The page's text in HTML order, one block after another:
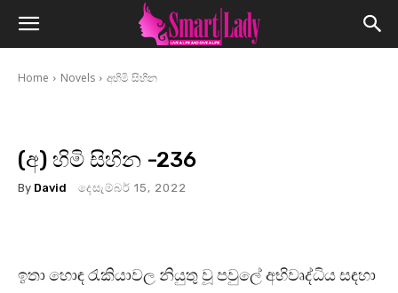
Home Novels අහිමි සිහින
(අ) හිමි සිහින -236
By David දෙසැම්බර් 15, 2022
ඉතා හොඳ රැකියාවල නියුතු වූ පවුලේ අභිවෘද්ධිය සඳහා